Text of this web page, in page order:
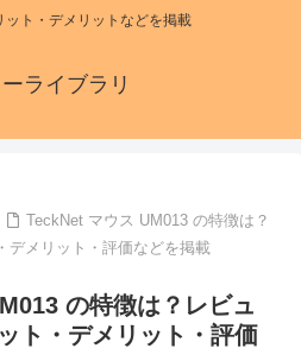
ット・デメリットなどを掲載
ライブラリ
TeckNet マウス UM013 の特徴は？
デメリット・評価などを掲載
の特徴は？レビュ
ト・デメリット・評価